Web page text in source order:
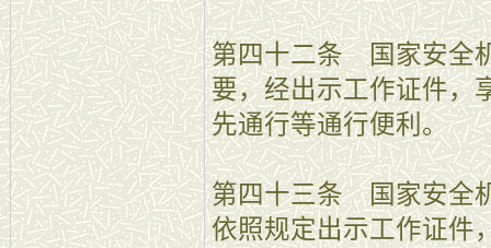
第四十二条 国家安全
要，经出示工作证件，
先通行等通行便利。
第四十三条 国家安全
依照规定出示工作证件